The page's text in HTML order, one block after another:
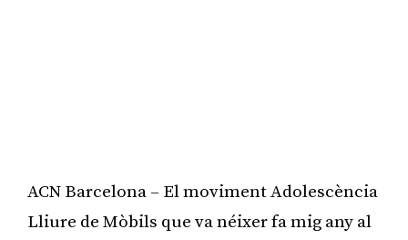
ACN Barcelona – El moviment Adolescència
Lliure de Mòbils que va néixer fa mig any al